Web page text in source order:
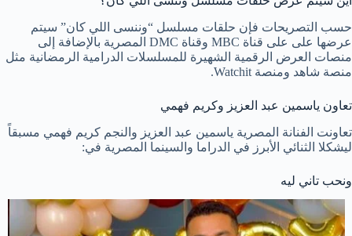
حسب التصريحات فإن حلقات مسلسل “وننسى اللي كان” سيتم
عرضها على على قناة MBC وقناة DMC المصرية بالإضافة إلى
منصات العرض الرقمية الشهيرة للمسلسلات الدرامية الرمضانية مثل
منصة شاهد ومنصة Watchit.
تعاون ياسمين عبد العزيز وكريم فهمي
تعاونت الفنانة المصرية ياسمين عبد العزيز والنجم كريم فهمي مسبقاً
ليشكلا الثنائي الأبرز في الدراما والسينما المصرية في:
ونحب تاني ليه